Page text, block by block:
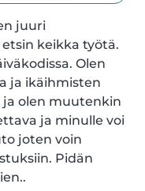
juuri
keikka työtä.
Olen
ja ikäihmisten
ja olen muutenkin
ja minulle voi
joten voin
Pidän